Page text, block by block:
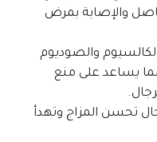
والإصابة بمرض
والصوديوم
يساعد على منع
تحسن المزاج وتهدأ